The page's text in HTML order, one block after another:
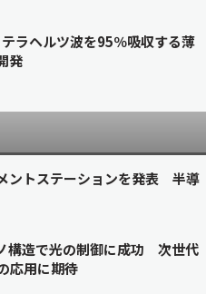
ラヘルツ波を95％吸収する薄
発
ントステーションを発表 半導
構造で光の制御に成功 次世代
応用に期待